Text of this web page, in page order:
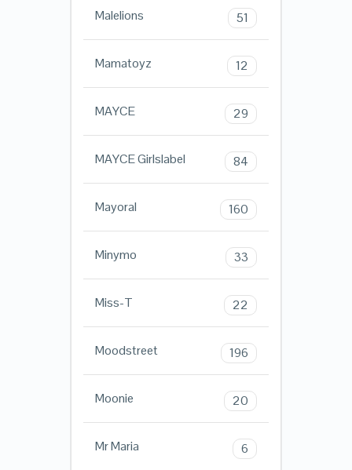
Malelions 51
Mamatoyz 12
MAYCE 29
MAYCE Girlslabel 84
Mayoral 160
Minymo 33
Miss-T 22
Moodstreet 196
Moonie 20
Mr Maria 6